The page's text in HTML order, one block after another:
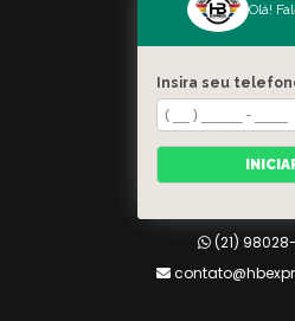
Mapa do
Contato
Taquara, Rio
(21)
(21)
Olá!
Insira seu